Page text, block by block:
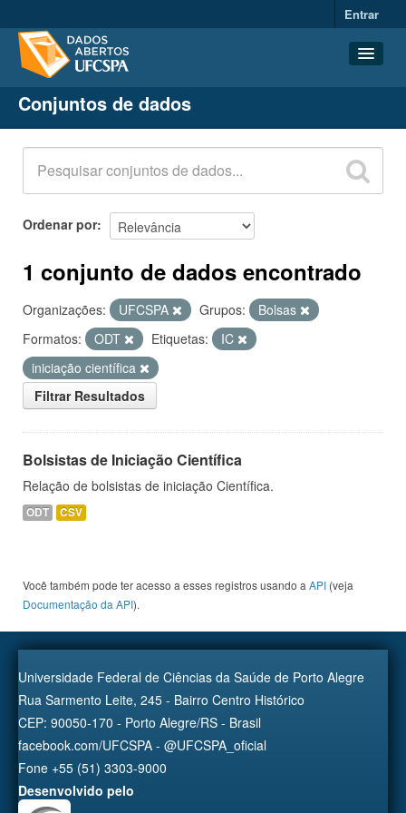
Entrar
Conjuntos de dados
Organizações
Grupos
Sobre
Conjuntos de dados
Ordenar por
1 conjunto de dados encontrado
Organizações: UFCSPA Grupos:
Bolsas
Formatos:
ODT Etiquetas:
IC
iniciação científica
Filtrar Resultados
Bolsistas de Iniciação Científica
Relação de bolsistas de iniciação Científica.
ODT CSV
Você também pode ter acesso a esses registros usando a API (veja
Documentação da API).
Universidade Federal de Ciências da Saúde de Porto Alegre
Rua Sarmento Leite, 245 - Bairro Centro Histórico
CEP: 90050-170 - Porto Alegre/RS - Brasil
facebook.com/UFCSPA - @UFCSPA_oficial
Fone +55 (51) 3303-9000
Desenvolvido pelo